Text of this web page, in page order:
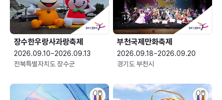
장수한우랑사과랑축제
2026.09.10~2026.09.13
전북특별자치도 장수군
부천국제만화축제
2026.09.18~2026.09.20
경기도 부천시